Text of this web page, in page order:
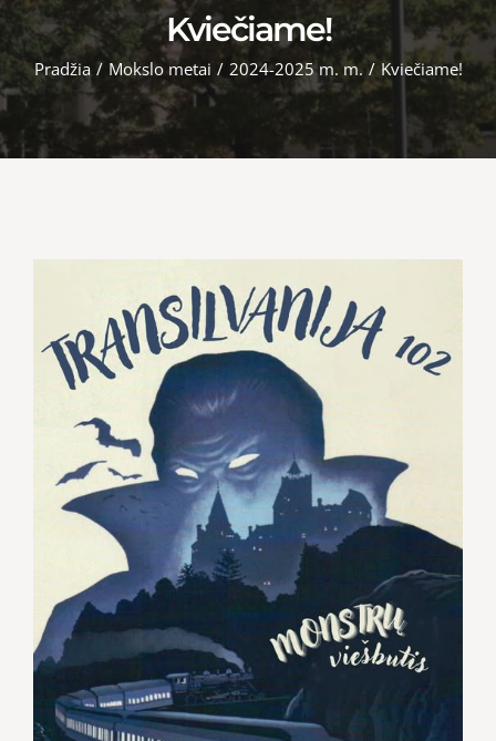
Kviečiame!
Pradžia / Mokslo metai / 2024-2025 m. m. / Kviečiame!